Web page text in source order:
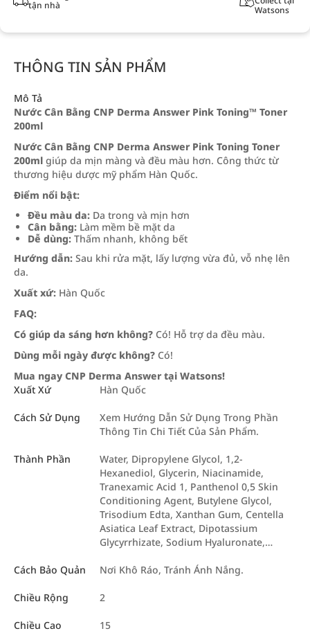
tận nhà
Watsons
THÔNG TIN SẢN PHẨM
Mô Tả
Nước Cân Bằng CNP Derma Answer Pink Toning™ Toner
200ml
Nước Cân Bằng CNP Derma Answer Pink Toning Toner
200ml giúp da mịn màng và đều màu hơn. Công thức từ
thương hiệu dược mỹ phẩm Hàn Quốc.
Điểm nổi bật:
Đều màu da: Da trong và mịn hơn
Cân bằng: Làm mềm bề mặt da
Dễ dùng: Thấm nhanh, không bết
Hướng dẫn: Sau khi rửa mặt, lấy lượng vừa đủ, vỗ nhẹ lên
da.
Xuất xứ: Hàn Quốc
FAQ:
Có giúp da sáng hơn không? Có! Hỗ trợ da đều màu.
Dùng mỗi ngày được không? Có!
Mua ngay CNP Derma Answer tại Watsons!
Xuất Xứ
Hàn Quốc
Cách Sử Dụng
Xem Hướng Dẫn Sử Dụng Trong Phần
Thông Tin Chi Tiết Của Sản Phẩm.
Thành Phần
Water, Dipropylene Glycol, 1,2-
Hexanediol, Glycerin, Niacinamide,
Tranexamic Acid 1, Panthenol 0,5 Skin
Conditioning Agent, Butylene Glycol,
Trisodium Edta, Xanthan Gum, Centella
Asiatica Leaf Extract, Dipotassium
Glycyrrhizate, Sodium Hyaluronate,…
Cách Bảo Quản Nơi Khô Ráo, Tránh Ánh Nắng.
Chiều Rộng 2
Chiều Cao 15